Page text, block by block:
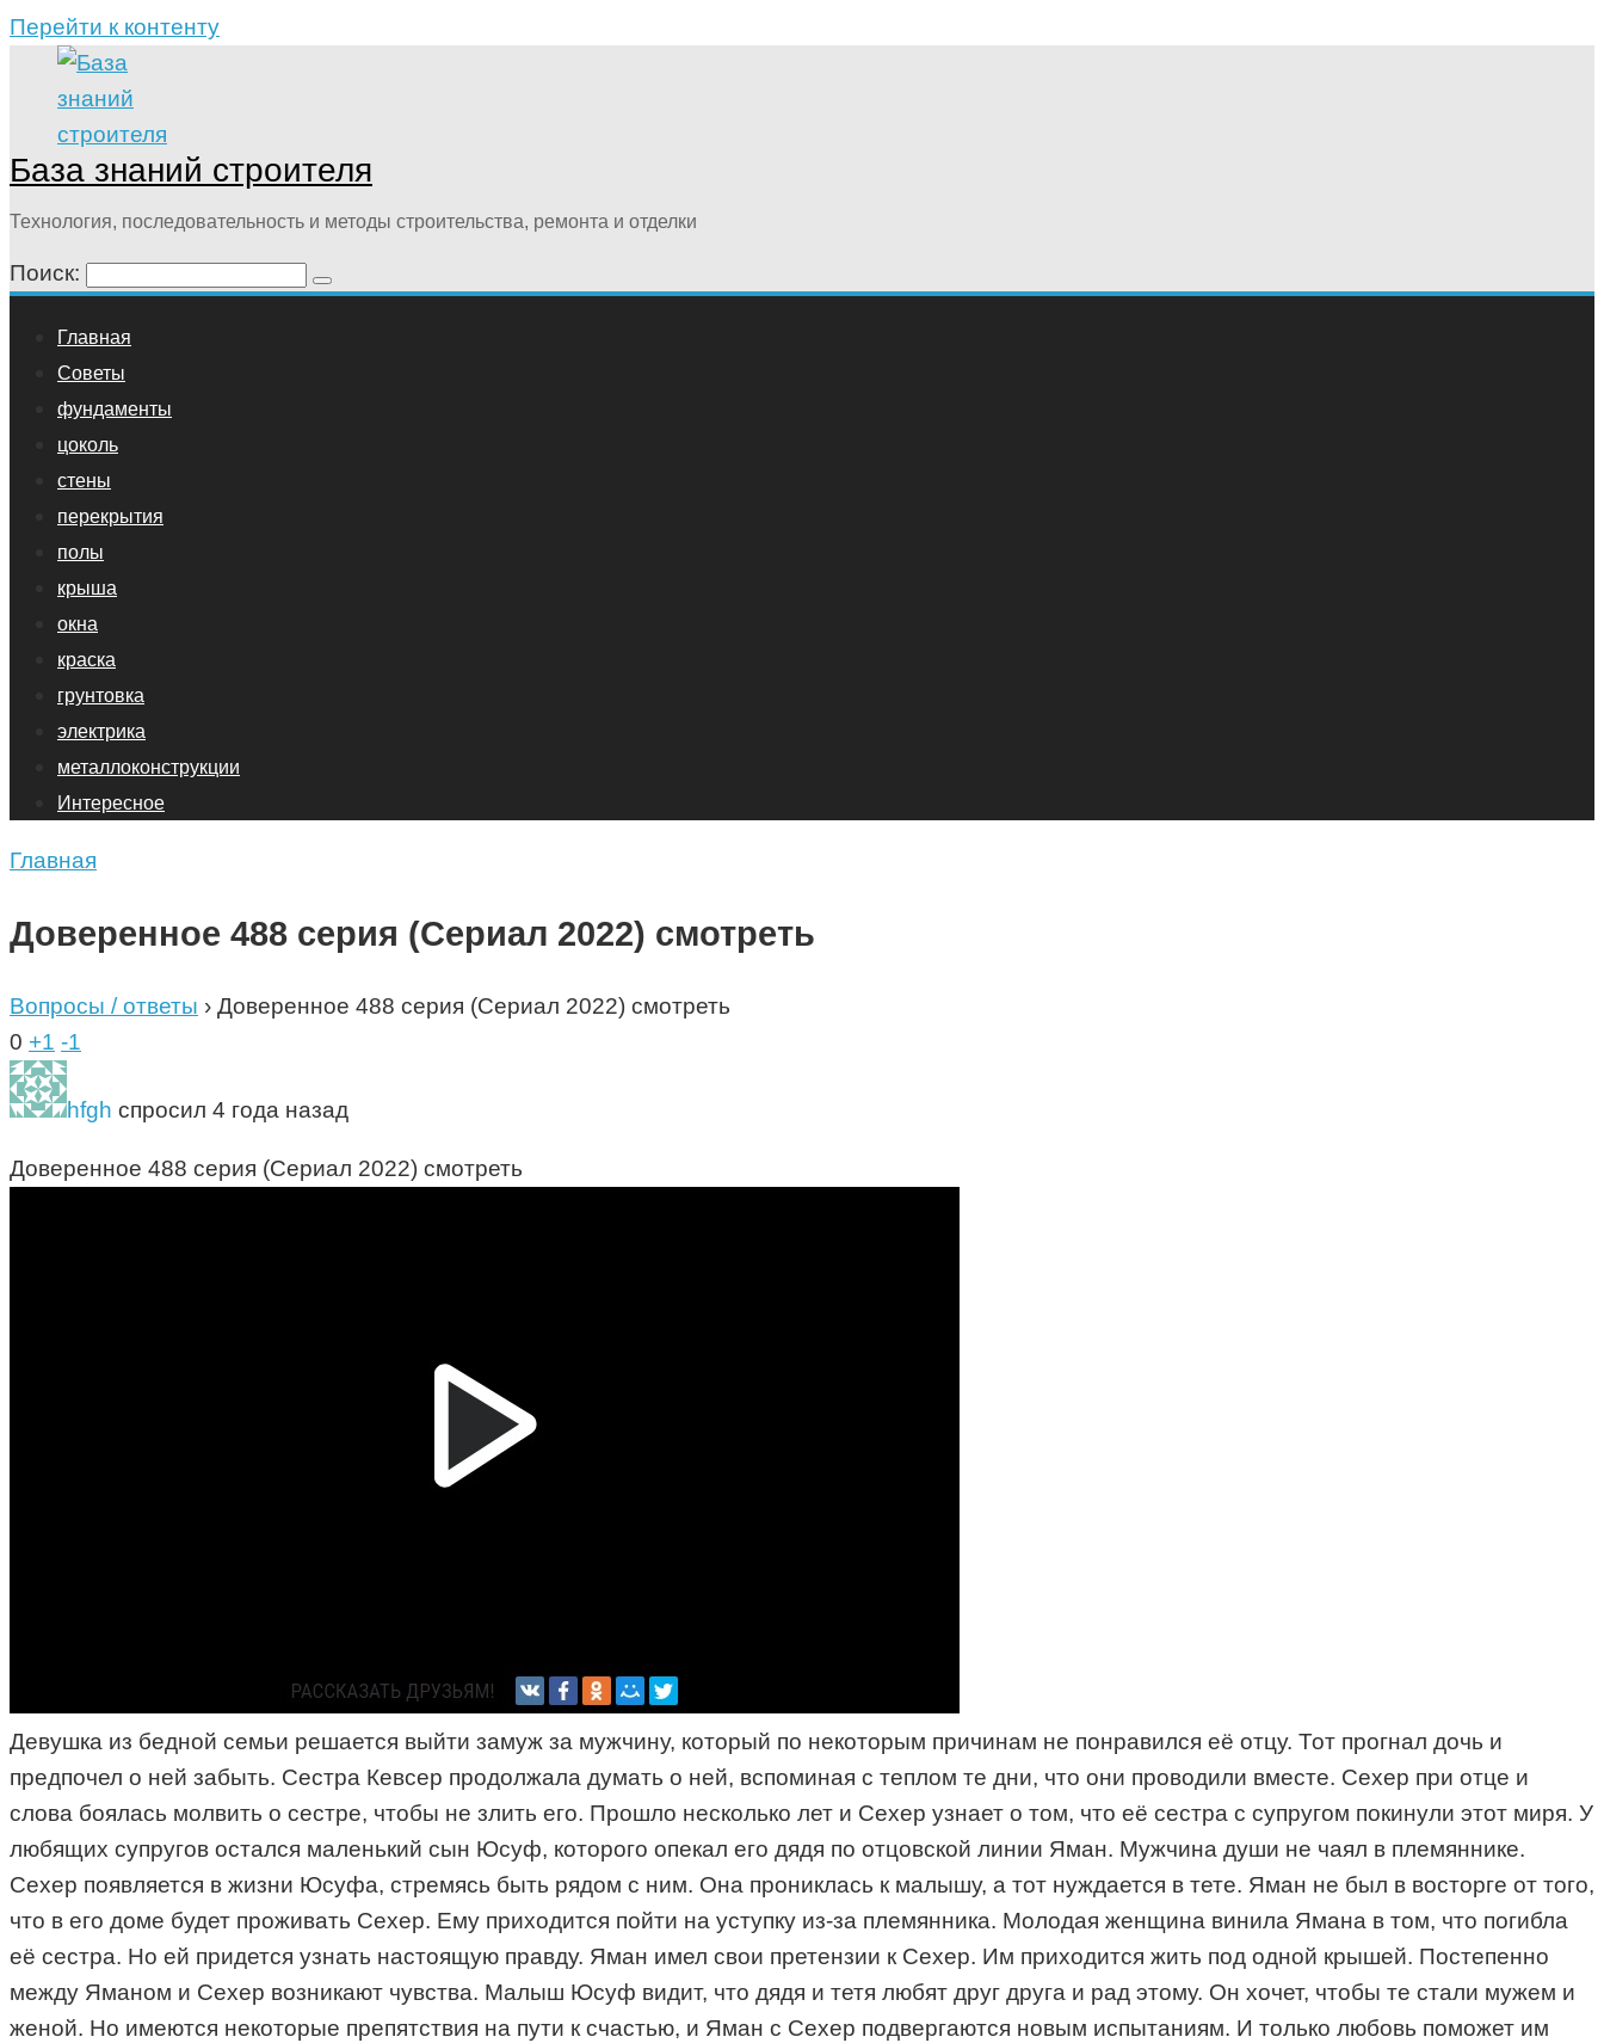
Перейти к контенту
База знаний строителя
Технология, последовательность и методы строительства, ремонта и отделки
Поиск:
Главная
Советы
фундаменты
цоколь
стены
перекрытия
полы
крыша
окна
краска
грунтовка
электрика
металлоконструкции
Интересное
Главная
Доверенное 488 серия (Сериал 2022) смотреть
Вопросы / ответы › Доверенное 488 серия (Сериал 2022) смотреть
0 +1 -1
hfgh спросил 4 года назад
Доверенное 488 серия (Сериал 2022) смотреть
Девушка из бедной семьи решается выйти замуж за мужчину, который по некоторым причинам не понравился её отцу. Тот прогнал дочь и
предпочел о ней забыть. Сестра Кевсер продолжала думать о ней, вспоминая с теплом те дни, что они проводили вместе. Сехер при отце и
слова боялась молвить о сестре, чтобы не злить его. Прошло несколько лет и Сехер узнает о том, что её сестра с супругом покинули этот миря. У
любящих супругов остался маленький сын Юсуф, которого опекал его дядя по отцовской линии Яман. Мужчина души не чаял в племяннике.
Сехер появляется в жизни Юсуфа, стремясь быть рядом с ним. Она прониклась к малышу, а тот нуждается в тете. Яман не был в восторге от того,
что в его доме будет проживать Сехер. Ему приходится пойти на уступку из-за племянника. Молодая женщина винила Ямана в том, что погибла
её сестра. Но ей придется узнать настоящую правду. Яман имел свои претензии к Сехер. Им приходится жить под одной крышей. Постепенно
между Яманом и Сехер возникают чувства. Малыш Юсуф видит, что дядя и тетя любят друг друга и рад этому. Он хочет, чтобы те стали мужем и
женой. Но имеются некоторые препятствия на пути к счастью, и Яман с Сехер подвергаются новым испытаниям. И только любовь поможет им